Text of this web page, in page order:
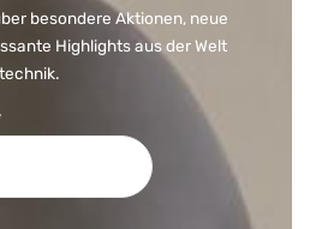
besondere Aktionen, neue
Highlights aus der Welt